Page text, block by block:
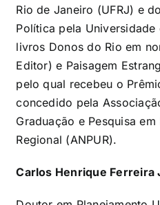
Rio de Janeiro (UFRJ) e
Política pela
livros Donos do Rio em
Editor) e Paisagem
pelo qual recebeu o
concedido pela
Graduação e Pesquisa
Regional (ANPUR).
Carlos Henrique Ferreira